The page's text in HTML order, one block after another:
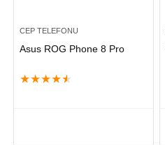
CEP TELEFONU
Asus ROG Phone 8 Pro
★★★★★